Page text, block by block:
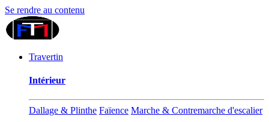
Se rendre au contenu
Travertin
Intérieur
Dallage & Plinthe Faïence Marche & Contremarche d'escalier